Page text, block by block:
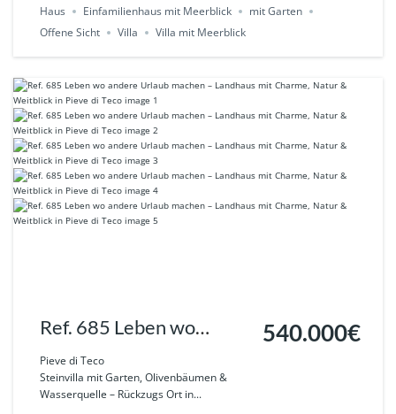
Haus Einfamilienhaus mit Meerblick
mit Garten
Offene Sicht
Villa Villa mit Meerblick
Ref. 685 Leben wo
andere Urlaub machen –
Landhaus mit Charme,
Pieve di Teco
Steinvilla mit Garten, Olivenbäumen &
Wasserquelle – Rückzugs Ort in...
540.000€